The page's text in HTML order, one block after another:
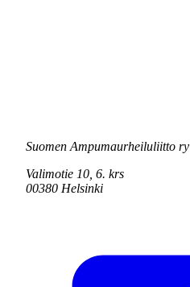
Suomen Ampumaurheiluliitto ry
Valimotie 10, 6. krs
00380 Helsinki